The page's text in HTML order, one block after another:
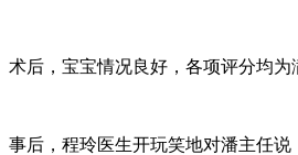
术后，宝宝情况良好，各项评分均为
事后，程玲医生开玩笑地对潘主任